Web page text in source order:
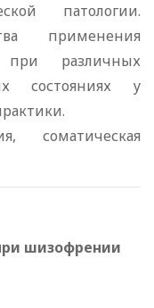
патологии.
применения
при различных
состояниях у
соматическая
шизофрении